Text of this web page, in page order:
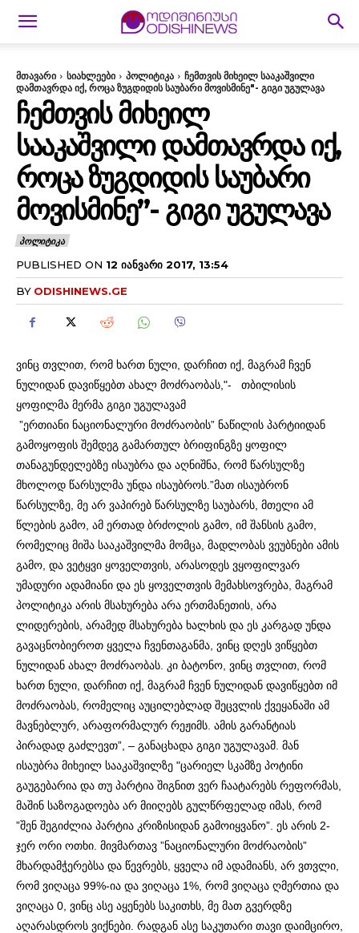
მთავარი სიახლეები პოლიტიკა
ჩემთვის მიხეილ სააკაშვილი
დამთავრდა იქ, როცა ზუგდიდის საუბარი მოვისმინე"- გიგი უგულავა
ᲩᲔᲛᲗᲕᲘᲡ ᲛᲘᲮᲔᲘᲚ
ᲡᲐᲐᲙᲐᲨᲕᲘᲚᲘ ᲓᲐᲛᲗᲐᲕᲠᲓᲐ ᲘᲥ,
ᲠᲝᲪᲐ ᲖᲣᲒᲓᲘᲓᲘᲡ ᲡᲐᲣᲑᲐᲠᲘ
ᲛᲝᲕᲘᲡᲛᲘᲜᲔ”- ᲒᲘᲒᲘ ᲣᲒᲣᲚᲐᲕᲐ
ᲞᲝᲚᲘᲢᲘᲙᲐ
PUBLISHED ON 12 ᲘᲐᲜᲕᲐᲠᲘ 2017, 13:54
BY ODISHINEWS.GE
ვინც თვლით, რომ ხართ ნული, დარჩით იქ, მაგრამ ჩვენ
ნულიდან დავიწყებთ ახალ მოძრაობას,"- თბილისის
ყოფილმა მერმა გიგი უგულავამ
”ერთიანი ნაციონალური მოძრაობის” ნაწილის პარტიიდან
გამოყოფის შემდეგ გამართულ ბრიფინგზე ყოფილ
თანაგუნდელებზე ისაუბრა და აღნიშნა, რომ წარსულზე
მხოლოდ წარსულმა უნდა ისაუბროს. ”მათ ისაუბრონ
წარსულზე, მე არ ვაპირებ წარსულზე საუბარს, მთელი ამ
წლების გამო, ამ ერთად ბრძოლის გამო, იმ შანსის გამო,
რომელიც მიშა სააკაშვილმა მომცა, მადლობას ვეუბნები ამის
გამო, და ვეტყვი ყოველთვის, არასოდეს ვყოფილვარ
უმადური ადამიანი და ეს ყოველთვის მემახსოვრება, მაგრამ
პოლიტიკა არის მსახურება არა ერთმანეთის, არა
ლიდერების, არამედ მსახურება ხალხის და ეს კარგად უნდა
გავაცნობიეროთ ყველა ჩვენთაგანმა, ვინც დღეს ვიწყებთ
ნულიდან ახალ მოძრაობას. კი ბატონო, ვინც თვლით, რომ
ხართ ნული, დარჩით იქ, მაგრამ ჩვენ ნულიდან დავიწყებთ იმ
მოძრაობას, რომელიც აუცილებლად შეცვლის ქვეყანაში ამ
მავნებლურ, არაფორმალურ რეჟიმს. ამის გარანტიას
პირადად გაძლევთ”, – განაცხადა გიგი უგულავამ. მან
ისაუბრა მიხეილ სააკაშვილზე "ცარიელ სკამზე პოტინი
გაუგებარია და თუ პარტია შიგნით ვერ ჩაატარებს რეფორმას,
მაშინ საზოგადოება არ მიიღებს გულწრფელად იმას, რომ
”შენ შეგიძლია პარტია კრიზისიდან გამოიყვანო”. ეს არის 2-
ჯერ ორი ოთხი. მივმართავ ”ნაციონალური მოძრაობის”
მხარდამჭერებსა და წევრებს, ყველა იმ ადამიანს, არ ვთვლი,
რომ ვიღაცა 99%-ია და ვიღაცა 1%, რომ ვიღაცა ღმერთია და
ვიღაცა 0, ვინც ასე აყენებს საკითხს, მე მათ გვერდზე
აღარასდროს ვიქნები. რადგან ასე საკუთარი თავი დაიმცირო,